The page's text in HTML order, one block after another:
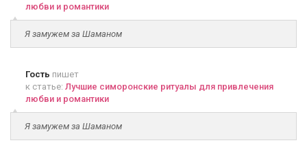
любви и романтики
Я замужем за Шаманом
Гость пишет
к статье: Лучшие симоронские ритуалы для привлечения
любви и романтики
Я замужем за Шаманом